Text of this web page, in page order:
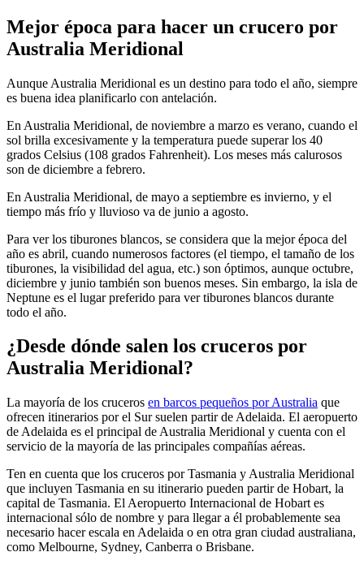
Mejor época para hacer un crucero por
Australia Meridional
Aunque Australia Meridional es un destino para todo el año, siempre
es buena idea planificarlo con antelación.
En Australia Meridional, de noviembre a marzo es verano, cuando el
sol brilla excesivamente y la temperatura puede superar los 40
grados Celsius (108 grados Fahrenheit). Los meses más calurosos
son de diciembre a febrero.
En Australia Meridional, de mayo a septiembre es invierno, y el
tiempo más frío y lluvioso va de junio a agosto.
Para ver los tiburones blancos, se considera que la mejor época del
año es abril, cuando numerosos factores (el tiempo, el tamaño de los
tiburones, la visibilidad del agua, etc.) son óptimos, aunque octubre,
diciembre y junio también son buenos meses. Sin embargo, la isla de
Neptune es el lugar preferido para ver tiburones blancos durante
todo el año.
¿Desde dónde salen los cruceros por
Australia Meridional?
La mayoría de los cruceros en barcos pequeños por Australia que
ofrecen itinerarios por el Sur suelen partir de Adelaida. El aeropuerto
de Adelaida es el principal de Australia Meridional y cuenta con el
servicio de la mayoría de las principales compañías aéreas.
Ten en cuenta que los cruceros por Tasmania y Australia Meridional
que incluyen Tasmania en su itinerario pueden partir de Hobart, la
capital de Tasmania. El Aeropuerto Internacional de Hobart es
internacional sólo de nombre y para llegar a él probablemente sea
necesario hacer escala en Adelaida o en otra gran ciudad australiana,
como Melbourne, Sydney, Canberra o Brisbane.